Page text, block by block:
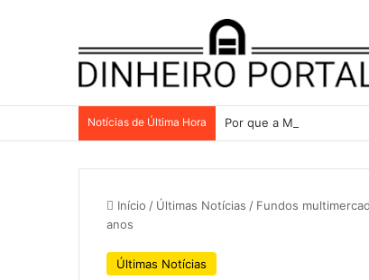
Notícias de Última Hora Por que a Mattel
Início / Últimas Notícias / Fundos
anos
Últimas Notícias